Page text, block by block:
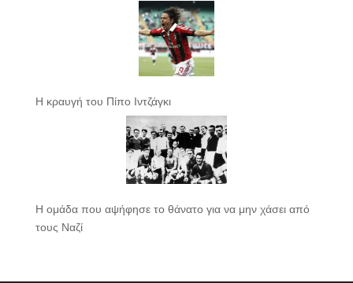
Η κραυγή του Πίπο Ιντζάγκι
Η ομάδα που αψήφησε το θάνατο για να μην χάσει από
τους Ναζί